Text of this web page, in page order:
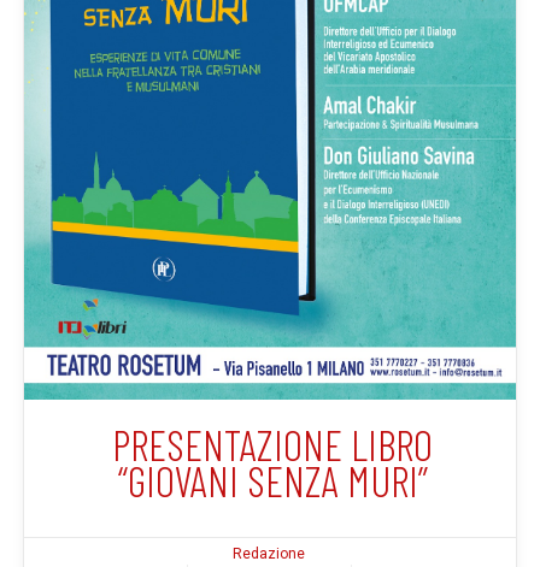
PRESENTAZIONE LIBRO
“GIOVANI SENZA MURI”
Redazione